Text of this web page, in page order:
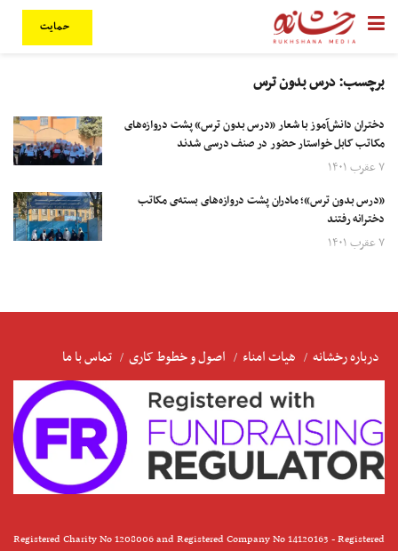
حمایت
برچسب:درس بدون ترس
دختران دانش‌آموز با شعار «درس بدون ترس» پشت دروازه‌های
مکاتب کابل خواستار حضور در صنف درسی شدند
۷ عقرب ۱۴۰۱
«درس بدون ترس»؛ مادران پشت دروازه‌های بسته‌ی مکاتب
دخترانه رفتند
۷ عقرب ۱۴۰۱
درباره رخشانه هیات امناء اصول و خطوط کاری تماس با ما
Registered Charity No 1208006 and Registered Company No 14120163 - Registered